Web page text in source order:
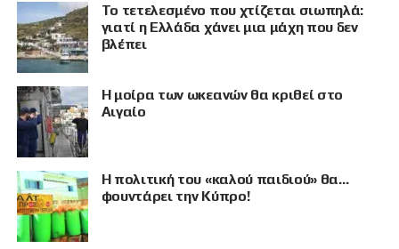
Το τετελεσμένο που χτίζεται σιωπηλά:
γιατί η Ελλάδα χάνει μια μάχη που δεν
βλέπει
Η μοίρα των ωκεανών θα κριθεί στο
Αιγαίο
Η πολιτική του «καλού παιδιού» θα…
φουντάρει την Κύπρο!